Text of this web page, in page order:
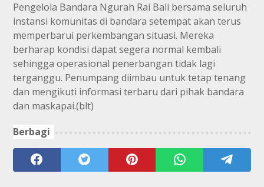
Pengelola Bandara Ngurah Rai Bali bersama seluruh
instansi komunitas di bandara setempat akan terus
memperbarui perkembangan situasi. Mereka
berharap kondisi dapat segera normal kembali
sehingga operasional penerbangan tidak lagi
terganggu. Penumpang diimbau untuk tetap tenang
dan mengikuti informasi terbaru dari pihak bandara
dan maskapai.(blt)
Berbagi